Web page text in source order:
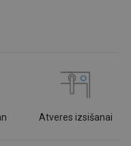
Atveres izsišanai